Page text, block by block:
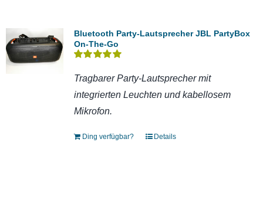
Bluetooth Party-Lautsprecher JBL PartyBox
On-The-Go
mit5.00von 5
Tragbarer Party-Lautsprecher mit
integrierten Leuchten und kabellosem
Mikrofon.
Ding verfügbar? Details